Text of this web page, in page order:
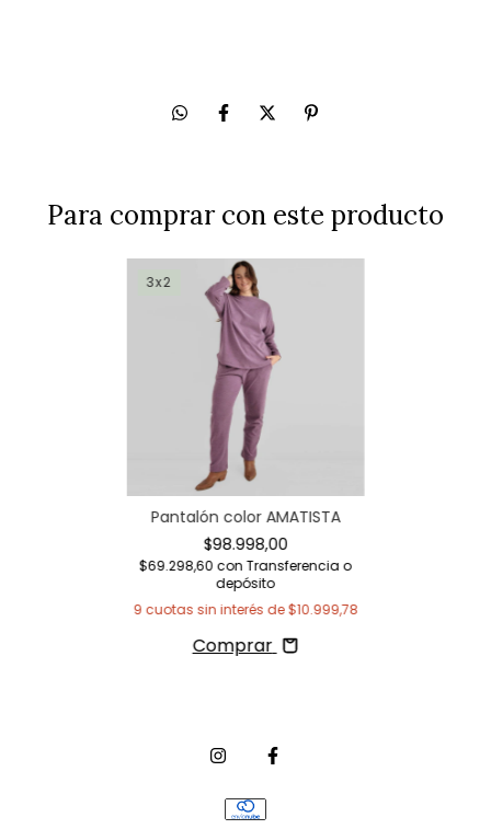
Para comprar con este producto
3x2
Pantalón color AMATISTA
$98.998,00
$69.298,60 con Transferencia o
depósito
9 cuotas sin interés de$10.999,78
Comprar